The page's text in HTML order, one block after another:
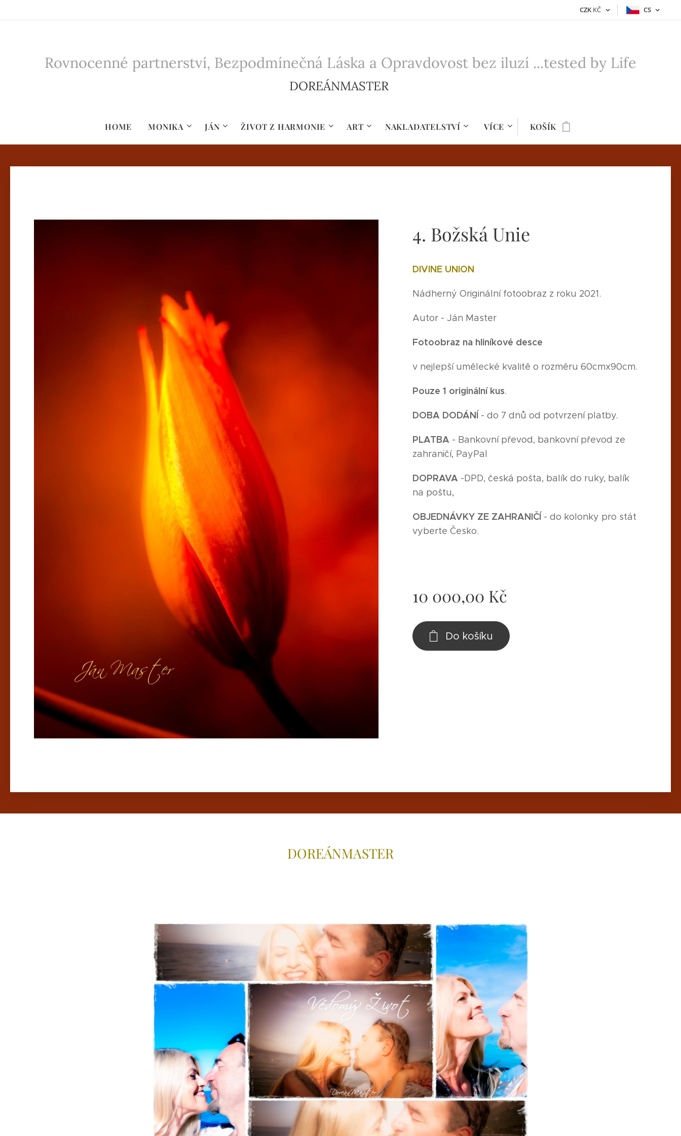
CZK KČ CS
Rovnocenné partnerství, Bezpodmínečná Láska a Opravdovost bez iluzí ...tested by Life
DOREÁNMASTER
HOME MONIKA JÁN ŽIVOT Z HARMONIE ART NAKLADATELSTVÍ VÍCE KOŠÍK
4. Božská Unie
DIVINE UNION
Nádherný Originální fotoobraz z roku 2021.
Autor - Ján Master
Fotoobraz na hliníkové desce
v nejlepší umělecké kvalitě o rozměru 60cmx90cm.
Pouze 1 originální kus.
DOBA DODÁNÍ - do 7 dnů od potvrzení platby.
PLATBA - Bankovní převod, bankovní převod ze
zahraničí, PayPal
DOPRAVA -DPD, česká pošta, balík do ruky, balík
na poštu,
OBJEDNÁVKY ZE ZAHRANIČÍ - do kolonky pro stát
vyberte Česko.
10 000,00 Kč
Do košíku
DOREÁNMASTER